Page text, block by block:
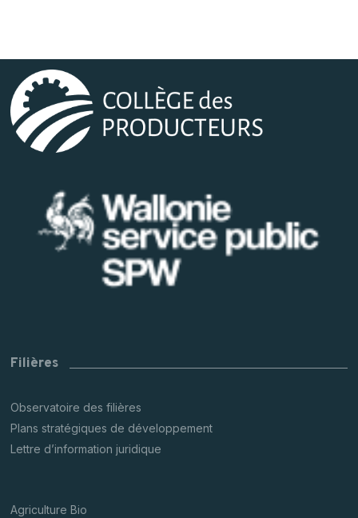
Filières
Observatoire des filières
Plans stratégiques de développement
Lettre d’information juridique
Agriculture Bio